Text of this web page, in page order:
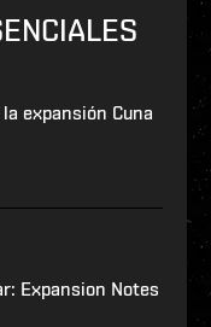
expansión Cuna
Expansion Notes